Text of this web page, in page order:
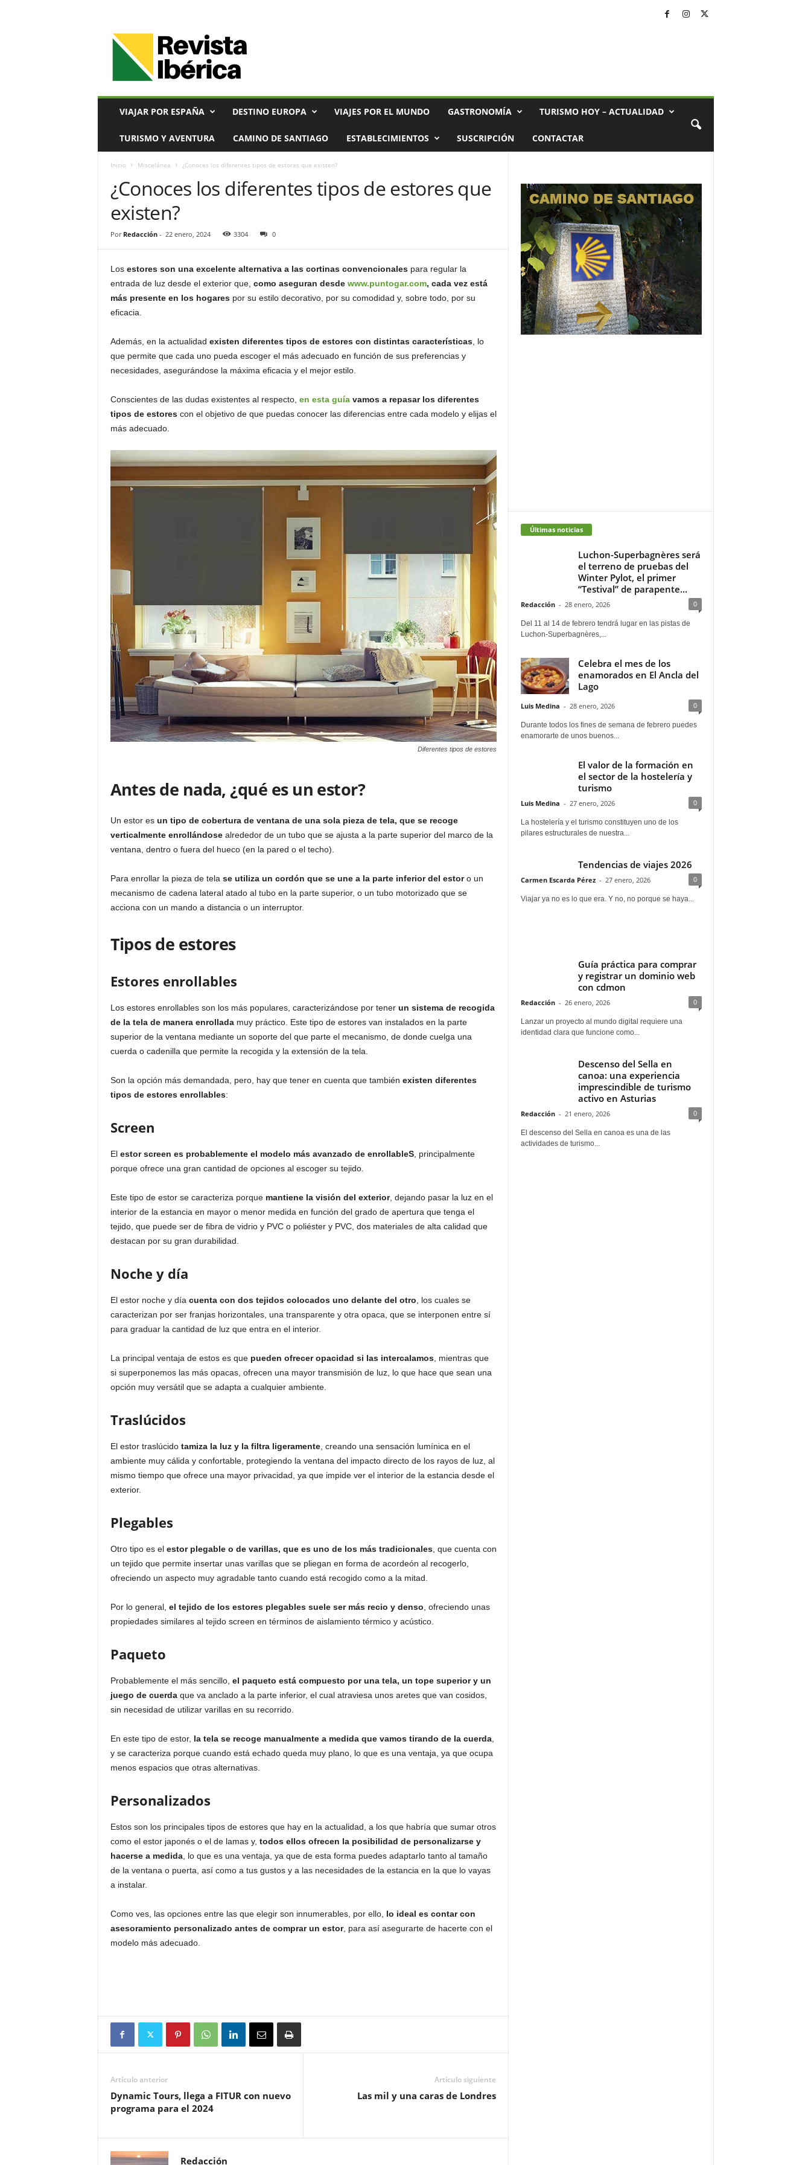
VIAJAR POR ESPAÑA DESTINO EUROPA VIAJES POR EL MUNDO GASTRONOMÍA TURISMO HOY – ACTUALIDAD
TURISMO Y AVENTURA CAMINO DE SANTIAGO ESTABLECIMIENTOS SUSCRIPCIÓN CONTACTAR
Inicio Miscelánea ¿Conoces los diferentes tipos de estores que existen?
¿Conoces los diferentes tipos de estores que
existen?
Por Redacción- 22 enero, 2024 3304 0
Los estores son una excelente alternativa a las cortinas convencionalespara regular la
entrada de luz desde el exterior que, como aseguran desde www.puntogar.com, cada vez está
más presente en los hogarespor su estilo decorativo, por su comodidad y, sobre todo, por su
eficacia.
Además, en la actualidad existen diferentes tipos de estores con distintas características, lo
que permite que cada uno pueda escoger el más adecuado en función de sus preferencias y
necesidades, asegurándose la máxima eficacia y el mejor estilo.
Conscientes de las dudas existentes al respecto, en esta guíavamos a repasar los diferentes
tipos de estorescon el objetivo de que puedas conocer las diferencias entre cada modelo y elijas el
más adecuado.
Diferentes tipos de estores
Antes de nada, ¿qué es un estor?
Un estor es un tipo de cobertura de ventana de una sola pieza de tela, que se recoge
verticalmente enrollándosealrededor de un tubo que se ajusta a la parte superior del marco de la
ventana, dentro o fuera del hueco (en la pared o el techo).
Para enrollar la pieza de tela se utiliza un cordón que se une a la parte inferior del estoro un
mecanismo de cadena lateral atado al tubo en la parte superior, o un tubo motorizado que se
acciona con un mando a distancia o un interruptor.
Tipos de estores
Estores enrollables
Los estores enrollables son los más populares, caracterizándose por tener un sistema de recogida
de la tela de manera enrolladamuy práctico. Este tipo de estores van instalados en la parte
superior de la ventana mediante un soporte del que parte el mecanismo, de donde cuelga una
cuerda o cadenilla que permite la recogida y la extensión de la tela.
Son la opción más demandada, pero, hay que tener en cuenta que también existen diferentes
tipos de estores enrollables:
Screen
El estor screen es probablemente el modelo más avanzado de enrollableS, principalmente
porque ofrece una gran cantidad de opciones al escoger su tejido.
Este tipo de estor se caracteriza porque mantiene la visión del exterior, dejando pasar la luz en el
interior de la estancia en mayor o menor medida en función del grado de apertura que tenga el
tejido, que puede ser de fibra de vidrio y PVC o poliéster y PVC, dos materiales de alta calidad que
destacan por su gran durabilidad.
Noche y día
El estor noche y día cuenta con dos tejidos colocados uno delante del otro , los cuales se
caracterizan por ser franjas horizontales, una transparente y otra opaca, que se interponen entre sí
para graduar la cantidad de luz que entra en el interior.
La principal ventaja de estos es que pueden ofrecer opacidad si las intercalamos, mientras que
si superponemos las más opacas, ofrecen una mayor transmisión de luz, lo que hace que sean una
opción muy versátil que se adapta a cualquier ambiente.
Traslúcidos
El estor traslúcido tamiza la luz y la filtra ligeramente, creando una sensación lumínica en el
ambiente muy cálida y confortable, protegiendo la ventana del impacto directo de los rayos de luz, al
mismo tiempo que ofrece una mayor privacidad, ya que impide ver el interior de la estancia desde el
exterior.
Plegables
Otro tipo es el estor plegable o de varillas, que es uno de los más tradicionales, que cuenta con
un tejido que permite insertar unas varillas que se pliegan en forma de acordeón al recogerlo,
ofreciendo un aspecto muy agradable tanto cuando está recogido como a la mitad.
Por lo general, el tejido de los estores plegables suele ser más recio y denso , ofreciendo unas
propiedades similares al tejido screen en términos de aislamiento térmico y acústico.
Paqueto
Probablemente el más sencillo, el paqueto está compuesto por una tela, un tope superior y un
juego de cuerdaque va anclado a la parte inferior, el cual atraviesa unos aretes que van cosidos,
sin necesidad de utilizar varillas en su recorrido.
En este tipo de estor, la tela se recoge manualmente a medida que vamos tirando de la cuerda,
y se caracteriza porque cuando está echado queda muy plano, lo que es una ventaja, ya que ocupa
menos espacios que otras alternativas.
Personalizados
Estos son los principales tipos de estores que hay en la actualidad, a los que habría que sumar otros
como el estor japonés o el de lamas y, todos ellos ofrecen la posibilidad de personalizarse y
hacerse a medida, lo que es una ventaja, ya que de esta forma puedes adaptarlo tanto al tamaño
de la ventana o puerta, así como a tus gustos y a las necesidades de la estancia en la que lo vayas
a instalar.
Como ves, las opciones entre las que elegir son innumerables, por ello, lo ideal es contar con
asesoramiento personalizado antes de comprar un estor, para así asegurarte de hacerte con el
modelo más adecuado.
Artículo anterior
Dynamic Tours, llega a FITUR con nuevo
programa para el 2024
Artículo siguiente
Las mil y una caras de Londres
Redacción
Últimas noticias
Luchon-Superbagnères será
el terreno de pruebas del
Winter Pylot, el primer
“Testival” de parapente...
Redacción - 28 enero, 2026 0
Del 11 al 14 de febrero tendrá lugar en las pistas de
Luchon-Superbagnères,...
Celebra el mes de los
enamorados en El Ancla del
Lago
Luis Medina - 28 enero, 2026 0
Durante todos los fines de semana de febrero puedes
enamorarte de unos buenos...
El valor de la formación en
el sector de la hostelería y
turismo
Luis Medina - 27 enero, 2026 0
La hostelería y el turismo constituyen uno de los
pilares estructurales de nuestra...
Tendencias de viajes 2026
Carmen Escarda Pérez - 27 enero, 2026 0
Viajar ya no es lo que era. Y no, no porque se haya...
Guía práctica para comprar
y registrar un dominio web
con cdmon
Redacción - 26 enero, 2026 0
Lanzar un proyecto al mundo digital requiere una
identidad clara que funcione como...
Descenso del Sella en
canoa: una experiencia
imprescindible de turismo
activo en Asturias
Redacción - 21 enero, 2026 0
El descenso del Sella en canoa es una de las
actividades de turismo...